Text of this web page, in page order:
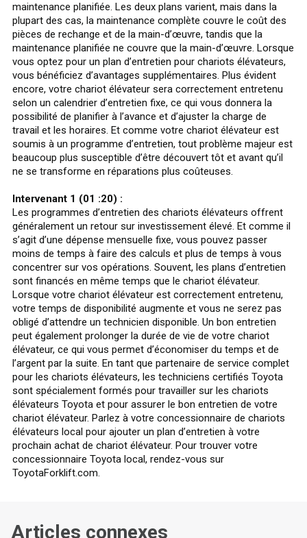
maintenance planifiée. Les deux plans varient, mais dans la
plupart des cas, la maintenance complète couvre le coût des
pièces de rechange et de la main-d’œuvre, tandis que la
maintenance planifiée ne couvre que la main-d’œuvre. Lorsque
vous optez pour un plan d’entretien pour chariots élévateurs,
vous bénéficiez d’avantages supplémentaires. Plus évident
encore, votre chariot élévateur sera correctement entretenu
selon un calendrier d’entretien fixe, ce qui vous donnera la
possibilité de planifier à l’avance et d’ajuster la charge de
travail et les horaires. Et comme votre chariot élévateur est
soumis à un programme d’entretien, tout problème majeur est
beaucoup plus susceptible d’être découvert tôt et avant qu’il
ne se transforme en réparations plus coûteuses.
Intervenant 1 (01 :20) :
Les programmes d’entretien des chariots élévateurs offrent
généralement un retour sur investissement élevé. Et comme il
s’agit d’une dépense mensuelle fixe, vous pouvez passer
moins de temps à faire des calculs et plus de temps à vous
concentrer sur vos opérations. Souvent, les plans d’entretien
sont financés en même temps que le chariot élévateur.
Lorsque votre chariot élévateur est correctement entretenu,
votre temps de disponibilité augmente et vous ne serez pas
obligé d’attendre un technicien disponible. Un bon entretien
peut également prolonger la durée de vie de votre chariot
élévateur, ce qui vous permet d’économiser du temps et de
l’argent par la suite. En tant que partenaire de service complet
pour les chariots élévateurs, les techniciens certifiés Toyota
sont spécialement formés pour travailler sur les chariots
élévateurs Toyota et pour assurer le bon entretien de votre
chariot élévateur. Parlez à votre concessionnaire de chariots
élévateurs local pour ajouter un plan d’entretien à votre
prochain achat de chariot élévateur. Pour trouver votre
concessionnaire Toyota local, rendez-vous sur
ToyotaForklift.com.
Articles connexes